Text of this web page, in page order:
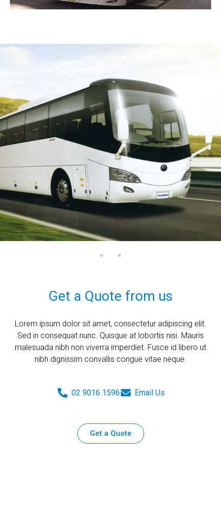
Get a Quote from us
Lorem ipsum dolor sit amet, consectetur adipiscing elit.
Sed in consequat nunc. Quisque at lobortis nisi. Mauris
malesuada nibh non viverra imperdiet. Fusce id libero ut
nibh dignissim convallis congue vitae neque.
02 9016 1596 Email Us
Get a Quote